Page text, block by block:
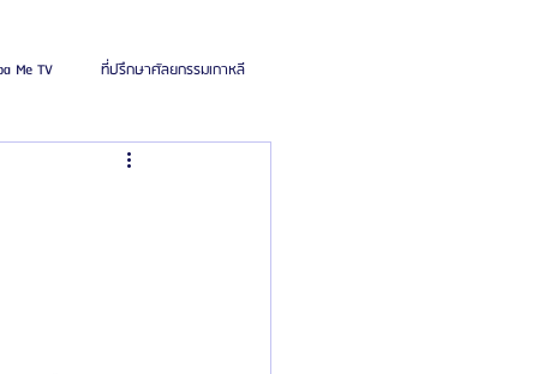
Me TV ที่ปรึกษาศัลยกรรมเกาหลี
ศัลยแพทย์ ประเทศเกาหลี